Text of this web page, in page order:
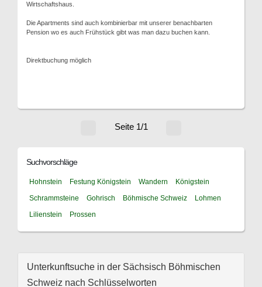
Wirtschaftshaus.
Die Apartments sind auch kombinierbar mit unserer benachbarten
Pension wo es auch Frühstück gibt was man dazu buchen kann.
Direktbuchung möglich
Seite 1/1
Suchvorschläge
Hohnstein Festung Königstein Wandern
Königstein
Schrammsteine
Gohrisch Böhmische Schweiz
Lohmen
Lilienstein
Prossen
Unterkunftsuche in der Sächsisch Böhmischen
Schweiz nach Schlüsselworten